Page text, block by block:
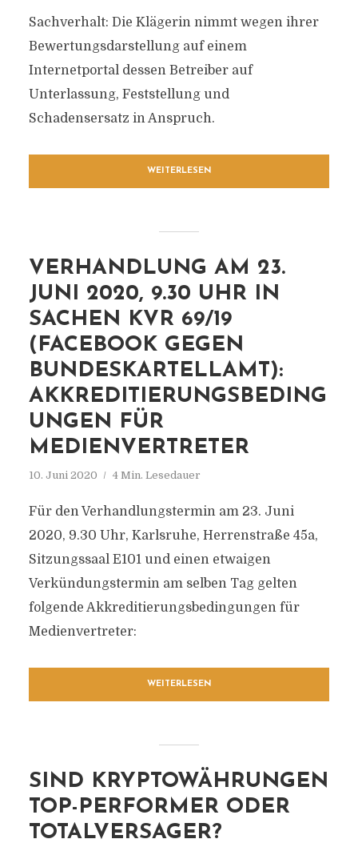
Sachverhalt: Die Klägerin nimmt wegen ihrer
Bewertungsdarstellung auf einem
Internetportal dessen Betreiber auf
Unterlassung, Feststellung und
Schadensersatz in Anspruch.
WEITERLESEN
VERHANDLUNG AM 23.
JUNI 2020, 9.30 UHR IN
SACHEN KVR 69/19
(FACEBOOK GEGEN
BUNDESKARTELLAMT):
AKKREDITIERUNGSBEDING
UNGEN FÜR
MEDIENVERTRETER
10. Juni 2020 4 Min. Lesedauer
Für den Verhandlungstermin am 23. Juni
2020, 9.30 Uhr, Karlsruhe, Herrenstraße 45a,
Sitzungssaal E101 und einen etwaigen
Verkündungstermin am selben Tag gelten
folgende Akkreditierungsbedingungen für
Medienvertreter:
WEITERLESEN
SIND KRYPTOWÄHRUNGEN
TOP-PERFORMER ODER
TOTALVERSAGER?